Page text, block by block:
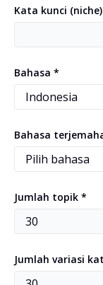
Kata kunci
Bahasa *
Bahasa
Jumlah topik *
Jumlah variasi